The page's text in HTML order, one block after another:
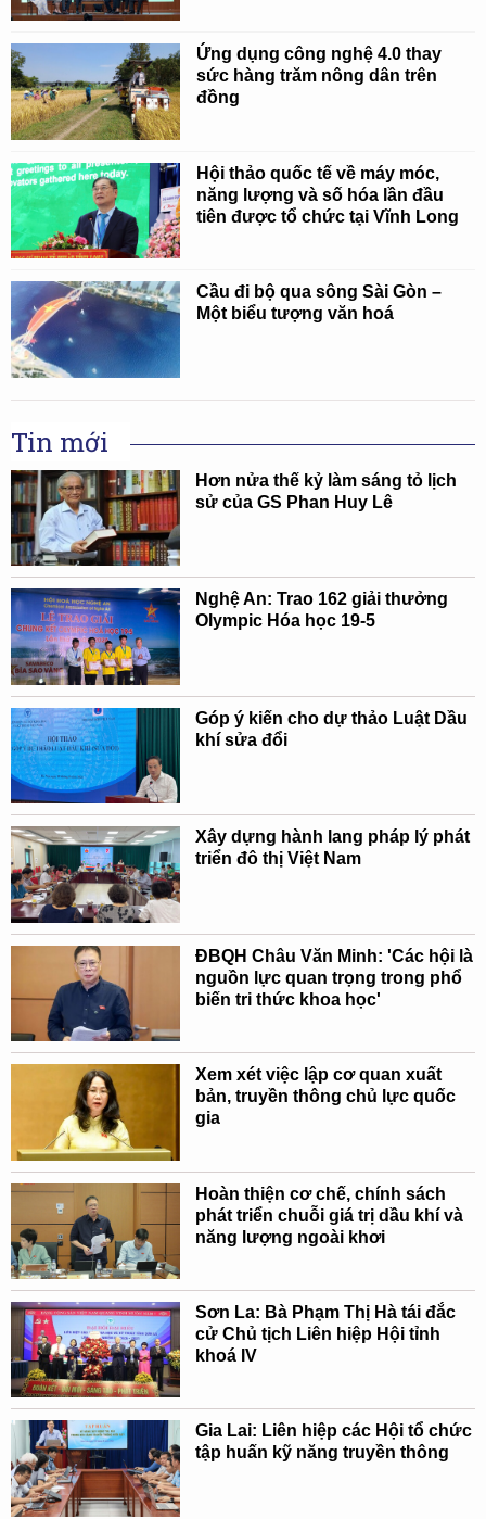
Ứng dụng công nghệ 4.0 thay
sức hàng trăm nông dân trên
đồng
Hội thảo quốc tế về máy móc,
năng lượng và số hóa lần đầu
tiên được tổ chức tại Vĩnh Long
Cầu đi bộ qua sông Sài Gòn –
Một biểu tượng văn hoá
Tin mới
Hơn nửa thế kỷ làm sáng tỏ lịch
sử của GS Phan Huy Lê
Nghệ An: Trao 162 giải thưởng
Olympic Hóa học 19-5
Góp ý kiến cho dự thảo Luật Dầu
khí sửa đổi
Xây dựng hành lang pháp lý phát
triển đô thị Việt Nam
ĐBQH Châu Văn Minh: 'Các hội là
nguồn lực quan trọng trong phổ
biến tri thức khoa học'
Xem xét việc lập cơ quan xuất
bản, truyền thông chủ lực quốc
gia
Hoàn thiện cơ chế, chính sách
phát triển chuỗi giá trị dầu khí và
năng lượng ngoài khơi
Sơn La: Bà Phạm Thị Hà tái đắc
cử Chủ tịch Liên hiệp Hội tỉnh
khoá IV
Gia Lai: Liên hiệp các Hội tổ chức
tập huấn kỹ năng truyền thông